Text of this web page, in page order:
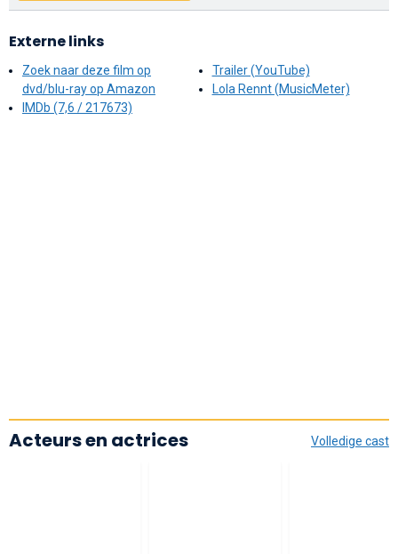
Externe links
Zoek naar deze film op
dvd/blu-ray op Amazon
IMDb (7,6 / 217673)
Trailer (YouTube)
Lola Rennt (MusicMeter)
Volledige cast
Acteurs en actrices